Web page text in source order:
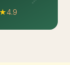
★4.9